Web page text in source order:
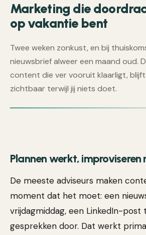
Marketing die
op vakantie bent
Twee weken zonkust, en bij
nieuwsbrief alweer een maand oud.
content die ver vooruit klaarligt,
zichtbaar terwijl jij niets doet.
Plannen werkt, improviseren
De meeste adviseurs maken
moment dat het moet: een
vrijdagmiddag, een LinkedIn-post
gesprekken door. Dat werkt